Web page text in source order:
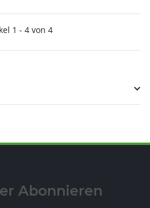
1 - 4 von 4
Abonnieren